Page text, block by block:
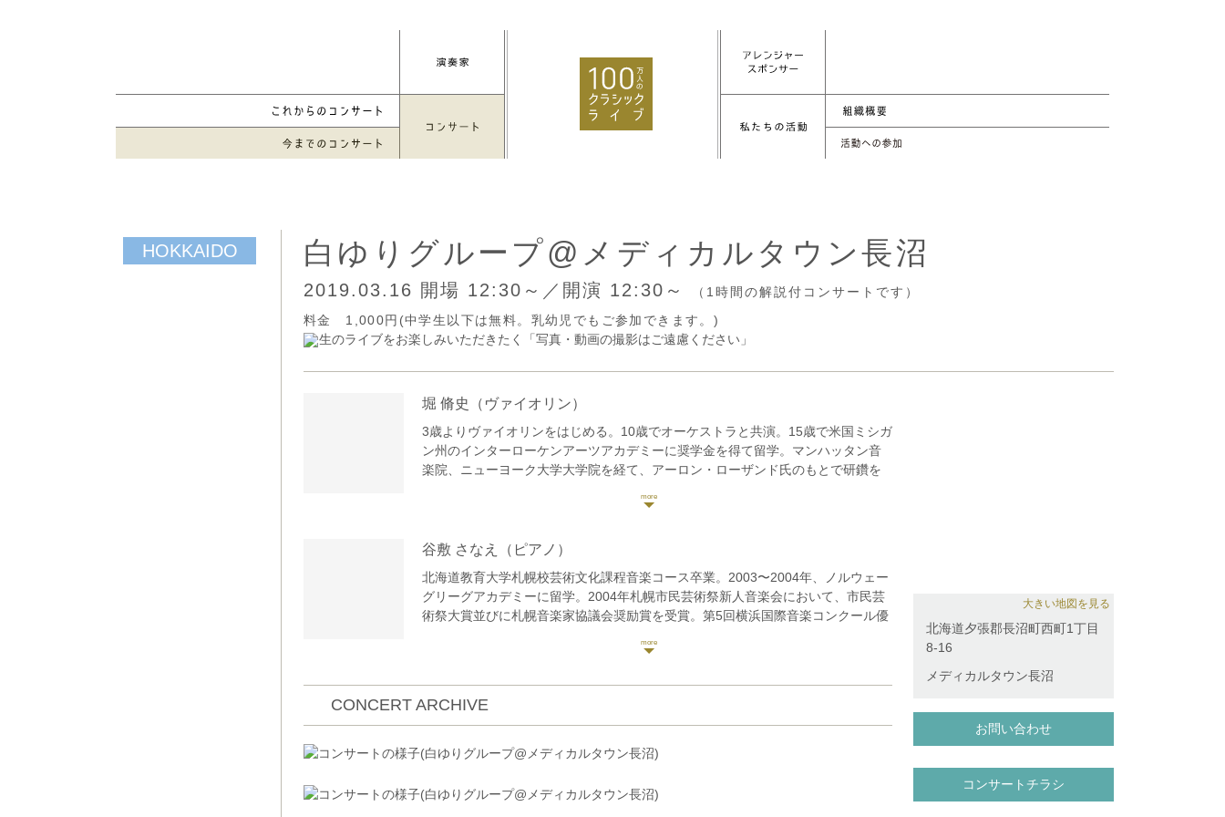
白ゆりグループ@メディカルタウン長沼
2019.03.16 開場 12:30～／開演 12:30～
（1時間の解説付コンサートです）
料金 1,000円(中学生以下は無料。乳幼児でもご参加できます。)
生のライブをお楽しみいただきたく「写真・動画の撮影はご遠慮ください」
堀 脩史 （ヴァイオリン）
3歳よりヴァイオリンをはじめる。10歳でオーケストラと共演。15歳で米国ミシガ
ン州のインターローケンアーツアカデミーに奨学金を得て留学。マンハッタン音
楽院、ニューヨーク大学大学院を経て、アーロン・ローザンド氏のもとで研鑽を
ビックオーケストラメンバーや、ニューヨーク州に立ち上げられたオーケスト
ールの公演に参加。これまでに、ユリア・フィッシャー、ノア・ベンディックス=
ラスに出演。2017年、東京にてマーティン・ビーバー氏とデュオで共演。イギリ
スのオールドバラ音楽祭、札幌パシフィックミュージックフェスティバル、小澤
国際室内楽アカデミー奧志賀など、国内外の音楽祭に参加。これまでに、小林健
次、田中直子、ハル・グロースマン、アイザック・マルキン、アーロン・ローザ
谷敷 さなえ （ピアノ）
北海道教育大学札幌校芸術文化課程音楽コース卒業。2003〜2004年、ノルウェー
グリーグアカデミーに留学。2004年札幌市民芸術祭新人音楽会において、市民芸
術祭大賞並びに札幌音楽家協議会奨励賞を受賞。第5回横浜国際音楽コンクール優
ほか、後進の指導にもあたっている。札幌音楽家協議会、Arche、日本ノルウェー
CONCERT ARCHIVE
大きい地図を見る
北海道夕張郡長沼町西町1丁目
8-16
メディカルタウン長沼
お問い合わせ
コンサートチラシ